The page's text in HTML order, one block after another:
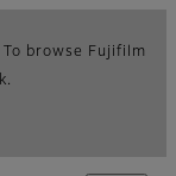
browse Fujifilm